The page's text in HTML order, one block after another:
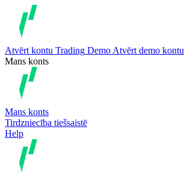
Atvērt kontu Trading Demo Atvērt demo kontu
Mans konts
Mans konts
Tirdzniecība tiešsaistē
Help